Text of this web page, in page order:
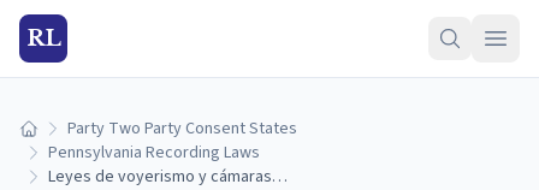
RL
Inicio Party Two Party Consent States
Pennsylvania Recording Laws
Leyes de voyerismo y cámaras ocultas en Pensilvania: sanciones y protecciones (2026)